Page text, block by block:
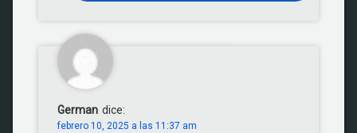
German dice:
febrero 10, 2025 a las 11:37 am